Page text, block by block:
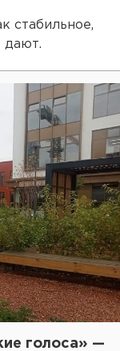
стабильное,
дают.
голоса» —